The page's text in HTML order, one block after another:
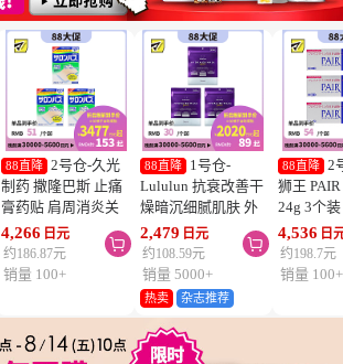
88直降
2号仓-久光
制药 撒隆巴斯 止痛
膏药贴 肩周消炎关
节颈椎疼 4.6×7.2cm
120贴 3个装【第3类
医药品】
4,266 日元
约186.87元

销量 100+
88直降
1号仓-
Lululun 抗衰改善干
燥暗沉细腻肌肤 外
泌体精华液保湿面膜
7片 3个装 Exosome
增加肌肤弹力透明感
2,479 日元
约108.59元

销量 5000+
热卖 杂志推荐
88直降
2
狮王
24g 3个
疮 去痘
舒缓炎症
类医药品
4,536 日
约198.7元
销量 100+